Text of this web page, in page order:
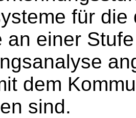
für
an einer
dem
sind.